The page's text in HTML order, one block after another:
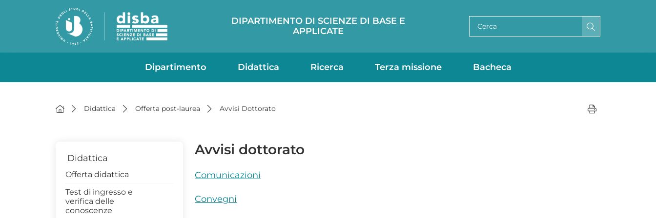
DIPARTIMENTO DI SCIENZE DI BASE E
APPLICATE
Dipartimento Didattica Ricerca Terza missione Bacheca
Didattica Offerta post-laurea Avvisi Dottorato
Avvisi dottorato
Comunicazioni
Convegni
Didattica
Offerta didattica
Test di ingresso e
verifica delle
conoscenze